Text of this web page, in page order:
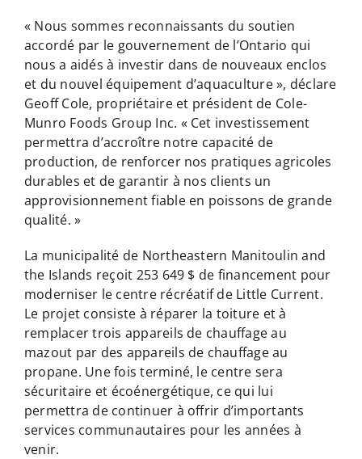
« Nous sommes reconnaissants du soutien
accordé par le gouvernement de l’Ontario qui
nous a aidés à investir dans de nouveaux enclos
et du nouvel équipement d’aquaculture », déclare
Geoff Cole, propriétaire et président de Cole-
Munro Foods Group Inc. « Cet investissement
permettra d’accroître notre capacité de
production, de renforcer nos pratiques agricoles
durables et de garantir à nos clients un
approvisionnement fiable en poissons de grande
qualité. »
La municipalité de Northeastern Manitoulin and
the Islands reçoit 253 649 $ de financement pour
moderniser le centre récréatif de Little Current.
Le projet consiste à réparer la toiture et à
remplacer trois appareils de chauffage au
mazout par des appareils de chauffage au
propane. Une fois terminé, le centre sera
sécuritaire et écoénergétique, ce qui lui
permettra de continuer à offrir d’importants
services communautaires pour les années à
venir.